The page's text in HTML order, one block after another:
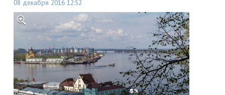
08 декабря 2016 12:52